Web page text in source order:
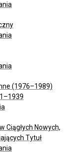
(1976–1989)
Ciągłych Nowych,
Tytuł